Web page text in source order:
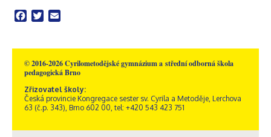
Facebook
Twitter
© 2016-2026 Cyrilometodějské gymnázium a střední odborná škola
pedagogická Brno
Zřizovatel školy:
Česká provincie Kongregace sester sv. Cyrila a Metoděje, Lerchova
63 (č.p. 343), Brno 602 00, tel: +420 543 423 751